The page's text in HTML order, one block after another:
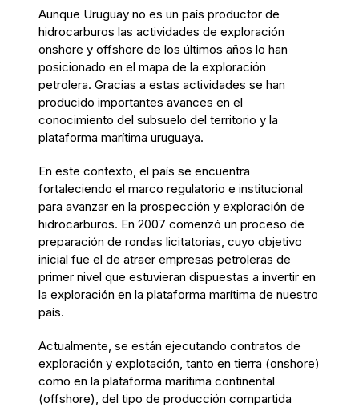
Aunque Uruguay no es un país productor de
hidrocarburos las actividades de exploración
onshore y offshore de los últimos años lo han
posicionado en el mapa de la exploración
petrolera. Gracias a estas actividades se han
producido importantes avances en el
conocimiento del subsuelo del territorio y la
plataforma marítima uruguaya.
En este contexto, el país se encuentra
fortaleciendo el marco regulatorio e institucional
para avanzar en la prospección y exploración de
hidrocarburos. En 2007 comenzó un proceso de
preparación de rondas licitatorias, cuyo objetivo
inicial fue el de atraer empresas petroleras de
primer nivel que estuvieran dispuestas a invertir en
la exploración en la plataforma marítima de nuestro
país.
Actualmente, se están ejecutando contratos de
exploración y explotación, tanto en tierra (onshore)
como en la plataforma marítima continental
(offshore), del tipo de producción compartida